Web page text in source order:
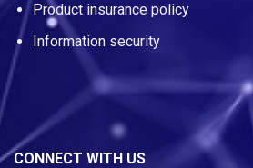
Product insurance policy
Information security
CONNECT WITH US